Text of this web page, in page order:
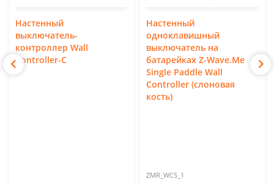
Настенный
выключатель-
контроллер Wall
Controller-C
Настенный
одноклавишный
выключатель на
батарейках Z-Wave.Me
Single Paddle Wall
Controller (слоновая
кость)
ZMR_WCS_1